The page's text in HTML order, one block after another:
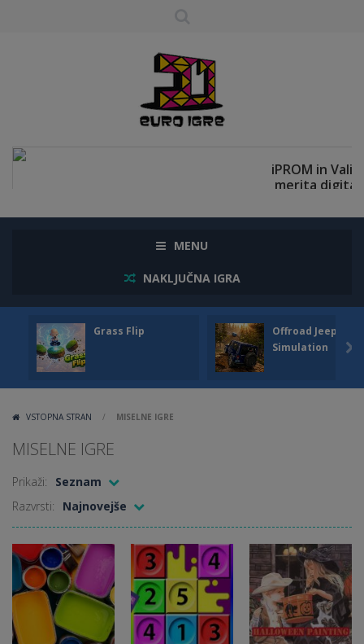
MENU
NAKLJUČNA IGRA
Grass Flip
Offroad Jeep
Simulation

VSTOPNA STRAN / MISELNE IGRE
MISELNE IGRE
Prikaži:
Seznam
Razvrsti:
Najnovejše